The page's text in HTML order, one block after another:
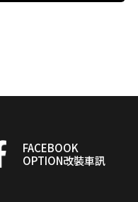
FACEBOOK
OPTION改裝車訊